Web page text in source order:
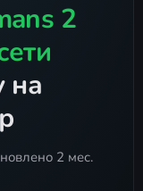
2
на
2 мес.